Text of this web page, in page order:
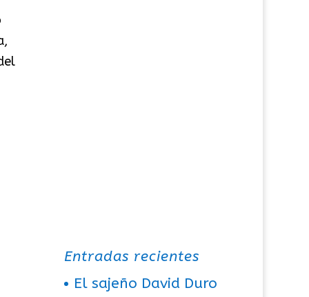
Entradas recientes
El sajeño David Duro